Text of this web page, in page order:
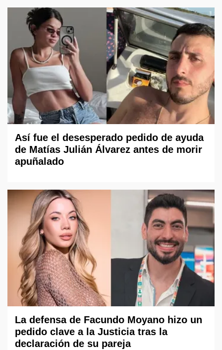
Así fue el desesperado pedido de ayuda
de Matías Julián Álvarez antes de morir
apuñalado
La defensa de Facundo Moyano hizo un
pedido clave a la Justicia tras la
declaración de su pareja